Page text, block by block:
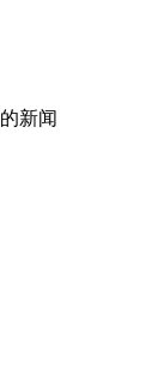
的新闻